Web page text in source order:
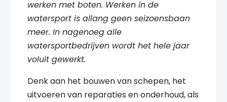
werken met boten. Werken in de
watersport is allang geen seizoensbaan
meer. In nagenoeg alle
watersportbedrijven wordt het hele jaar
voluit gewerkt.
Denk aan het bouwen van schepen, het
uitvoeren van reparaties en onderhoud, als